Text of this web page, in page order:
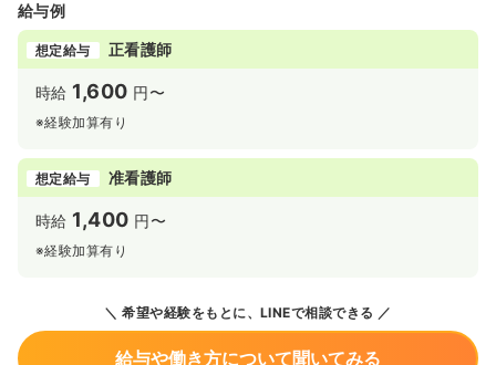
給与例
想定給与 正看護師
時給 1,600 円〜
※経験加算有り
想定給与 准看護師
時給 1,400 円〜
※経験加算有り
希望や経験をもとに、LINEで相談できる
給与や働き方について聞いてみる